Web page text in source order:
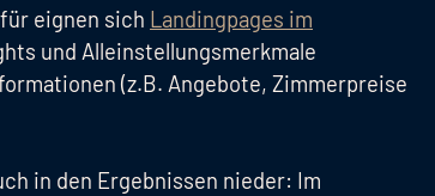
eignen sich Landingpages im
und Alleinstellungsmerkmale
(z.B. Angebote, Zimmerpreise
in den Ergebnissen nieder: Im